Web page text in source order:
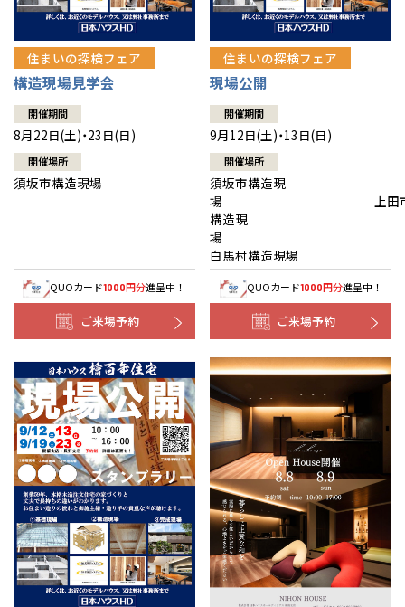
住まいの探検フェア
構造現場見学会
開催期間
8月22日(土)・23日(日)
開催場所
須坂市構造現場
QUOカード1000円分進呈中！
ご来場予約
住まいの探検フェア
現場公開
開催期間
9月12日(土)・13日(日)
開催場所
須坂市構造現
場 上田
構造現
白馬村構造現場
QUOカード1000円分進呈中！
ご来場予約